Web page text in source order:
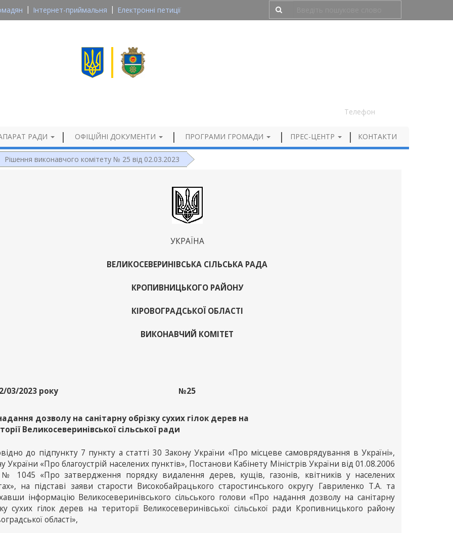
Інтернет-приймальня Електронні петиції
Телефон
РАДИ ОФІЦІЙНІ ДОКУМЕНТИ ПРОГРАМИ ГРОМАДИ ПРЕС-ЦЕНТР КОНТАКТИ
Рішення виконавчого комітету № 25 від 02.03.2023
УКРАЇНА
ВЕЛИКОСЕВЕРИНІВСЬКА СІЛЬСЬКА РАДА
КРОПИВНИЦЬКОГО РАЙОНУ
КІРОВОГРАДСЬКОЇ ОБЛАСТІ
ВИКОНАВЧИЙ КОМІТЕТ
03/2023 року №25
дозволу на санітарну обрізку сухих гілок дерев на
Великосеверинівської сільської ради
до підпункту 7 пункту а статті 30 Закону України «Про місцеве самоврядування в Україні»,
України «Про благоустрій населених пунктів», Постанови Кабінету Міністрів України від 01.08.2006
1045 «Про затвердження порядку видалення дерев, кущів, газонів, квітників у населених
на підставі заяви старости Високобайрацького старостинського округу Гавриленко Т.А. та
інформацію Великосеверинівського сільського голови «Про надання дозволу на санітарну
сухих гілок дерев на території Великосеверинівської сільської ради Кропивницького району
області»,